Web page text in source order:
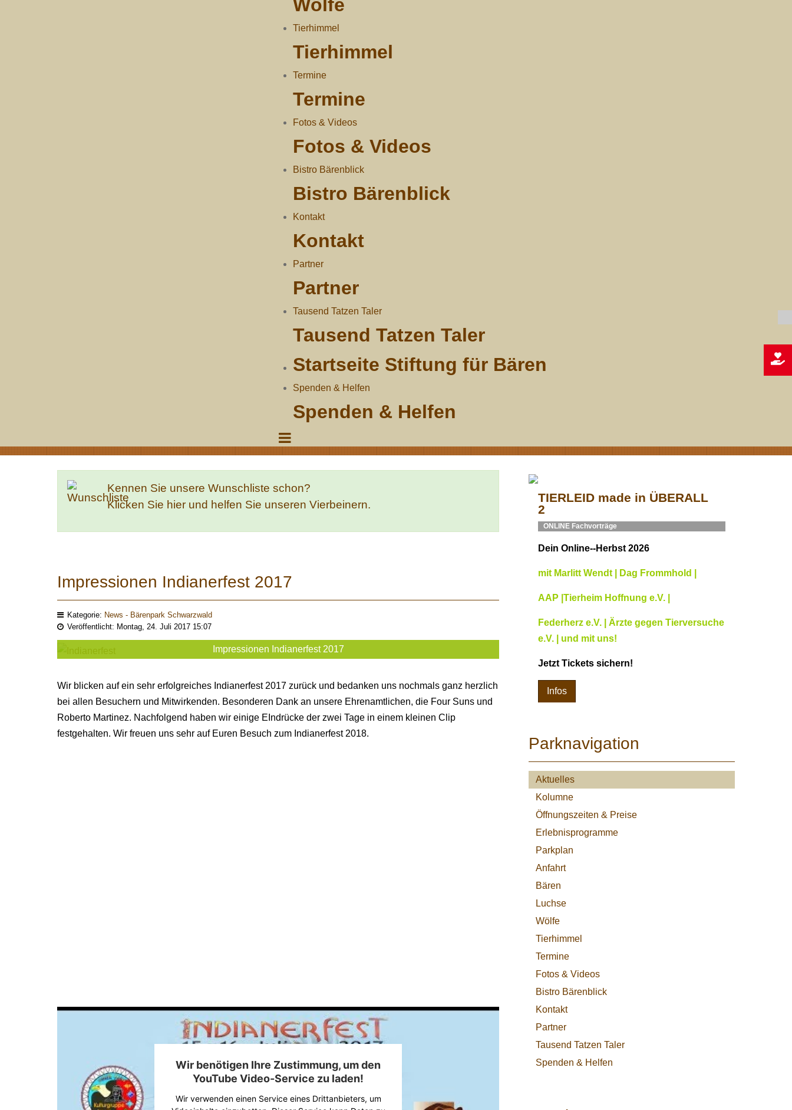
Wölfe
Tierhimmel
Tierhimmel
Termine
Termine
Fotos & Videos
Fotos & Videos
Bistro Bärenblick
Bistro Bärenblick
Kontakt
Kontakt
Partner
Partner
Tausend Tatzen Taler
Tausend Tatzen Taler
Startseite Stiftung für Bären
Spenden & Helfen
Spenden & Helfen
Kennen Sie unsere Wunschliste schon?
Klicken Sie hier und helfen Sie unseren Vierbeinern.
Impressionen Indianerfest 2017
Kategorie: News - Bärenpark Schwarzwald
Veröffentlicht: Montag, 24. Juli 2017 15:07
Impressionen Indianerfest 2017
Wir blicken auf ein sehr erfolgreiches Indianerfest 2017 zurück und bedanken uns nochmals ganz herzlich
bei allen Besuchern und Mitwirkenden. Besonderen Dank an unsere Ehrenamtlichen, die Four Suns und
Roberto Martinez. Nachfolgend haben wir einige EIndrücke der zwei Tage in einem kleinen Clip
festgehalten. Wir freuen uns sehr auf Euren Besuch zum Indianerfest 2018.
Wir benötigen Ihre Zustimmung, um den
YouTube Video-Service zu laden!
Wir verwenden einen Service eines Drittanbieters, um
TIERLEID made in ÜBERALL
2
ONLINE Fachvorträge
Dein Online--Herbst 2026
mit Marlitt Wendt | Dag Frommhold |
AAP |Tierheim Hoffnung e.V. |
Federherz e.V. | Ärzte gegen Tierversuche
e.V. | und mit uns!
Jetzt Tickets sichern!
Infos
Parknavigation
Aktuelles
Kolumne
Öffnungszeiten & Preise
Erlebnisprogramme
Parkplan
Anfahrt
Bären
Luchse
Wölfe
Tierhimmel
Termine
Fotos & Videos
Bistro Bärenblick
Kontakt
Partner
Tausend Tatzen Taler
Spenden & Helfen